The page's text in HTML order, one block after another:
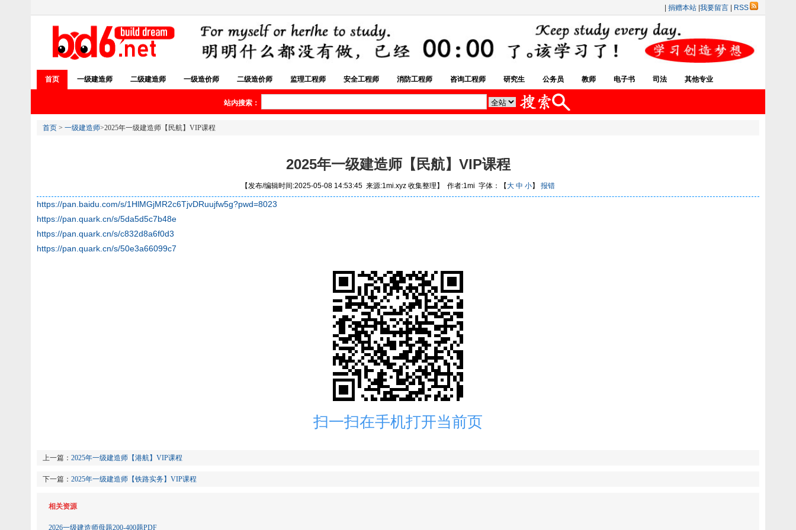
捐赠本站 我要留言 RSS
首页 一级建造师 二级建造师 一级造价师 二级造价师 监理工程师 安全工程师 消防工程师 咨询工程师 研究生 公务员 教师 电子书 司法 其他专业
站内搜索：
首页 > 一级建造师>2025年一级建造师【民航】VIP课程
2025年一级建造师【民航】VIP课程
【发布/编辑时间:2025-05-08 14:53:45 来源:1mi.xyz 收集整理】 作者:1mi 字体：【大 中 小】 报错
https://pan.baidu.com/s/1HlMGjMR2c6TjvDRuujfw5g?pwd=8023
https://pan.quark.cn/s/5da5d5c7b48e
https://pan.quark.cn/s/c832d8a6f0d3
https://pan.quark.cn/s/50e3a66099c7
扫一扫在手机打开当前页
上一篇： 2025年一级建造师【港航】VIP课程
下一篇： 2025年一级建造师【铁路实务】VIP课程
相关资源
2026一级建造师母题200-400题PDF